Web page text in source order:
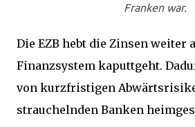
Franken war.
Die EZB hebt die Zinsen weiter
Finanzsystem kaputtgeht.
von kurzfristigen
strauchelnden Banken